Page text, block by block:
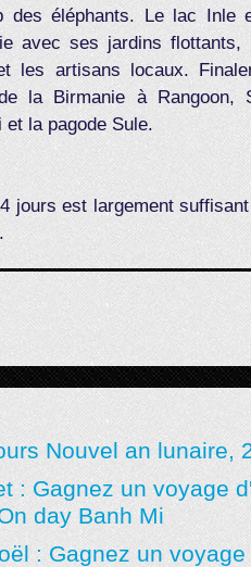
des éléphants. Le lac Inle
avec ses jardins
les artisans locaux.
la Birmanie à Rangoon,
la pagode Sule.
jours est largement
.
Nouvel an lunaire,
: Gagnez un voyage
day Banh Mi
: Gagnez un